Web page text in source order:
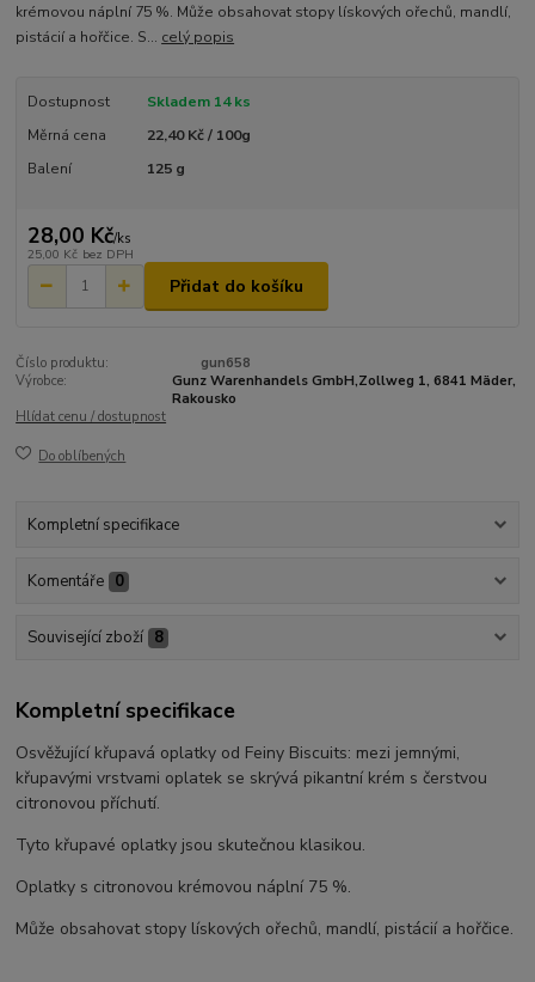
krémovou náplní 75 %. Může obsahovat stopy lískových ořechů, mandlí,
pistácií a hořčice. S... celý popis
Dostupnost
Skladem 14 ks
Měrná cena
22,40 Kč / 100g
Balení
125 g
28,00 Kč/ks
25,00 Kč bez DPH
Přidat do košíku
Číslo produktu:
gun658
Výrobce:
Gunz Warenhandels GmbH,Zollweg 1, 6841 Mäder,
Rakousko
Hlídat cenu / dostupnost
Do oblíbených
Kompletní specifikace
Komentáře 0
Související zboží 8
Kompletní specifikace
Osvěžující křupavá oplatky od Feiny Biscuits: mezi jemnými,
křupavými vrstvami oplatek se skrývá pikantní krém s čerstvou
citronovou příchutí.
Tyto křupavé oplatky jsou skutečnou klasikou.
Oplatky s citronovou krémovou náplní 75 %.
Může obsahovat stopy lískových ořechů, mandlí, pistácií a hořčice.